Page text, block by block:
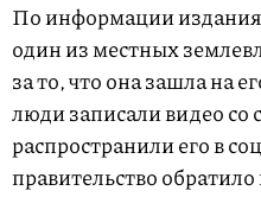
По информации
один из местных
за то, что она зашла на
люди записали видео
распространили его в
правительство